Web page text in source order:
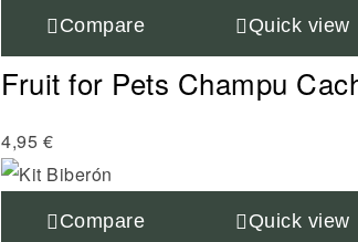
Compare Quick view
Fruit for Pets Champu
4,95 €
Compare Quick view